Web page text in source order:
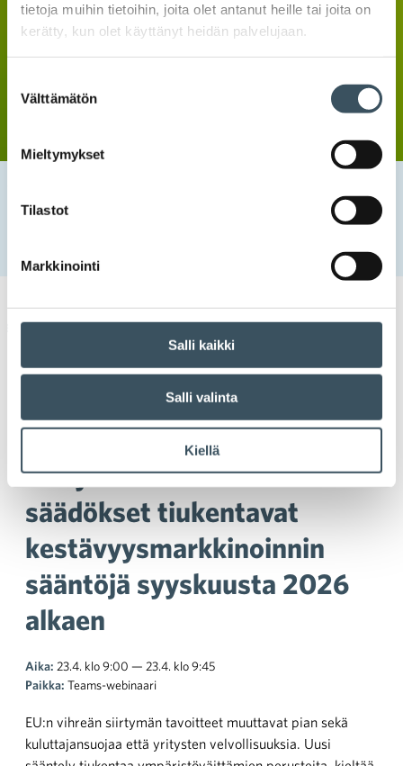
tietoja muihin tietoihin, joita olet antanut heille tai joita on
kerätty, kun olet käyttänyt heidän palvelujaan.
valinta
Välttämätön
Mieltymykset
Tilastot
Markkinointi
Salli kaikki
Salli valinta
Kiellä
Kuluttajien vihreän siirtymän direktiivin säädökset
tiukentavat kestävyysmarkkinoinnin sääntöjä syyskuusta
Kuluttajien vihreän
siirtymän direktiivin
säädökset tiukentavat
kestävyysmarkkinoinnin
sääntöjä syyskuusta 2026
alkaen
Aika: 23.4. klo 9:00 — 23.4. klo 9:45
Paikka: Teams-webinaari
EU:n vihreän siirtymän tavoitteet muuttavat pian sekä
kuluttajansuojaa että yritysten velvollisuuksia. Uusi